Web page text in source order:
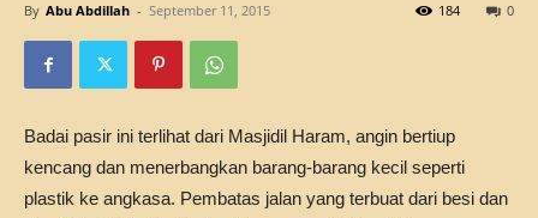
By Abu Abdillah - September 11, 2015 0
184
Badai pasir ini terlihat dari Masjidil Haram, angin bertiup
kencang dan menerbangkan barang-barang kecil seperti
plastik ke angkasa. Pembatas jalan yang terbuat dari besi dan